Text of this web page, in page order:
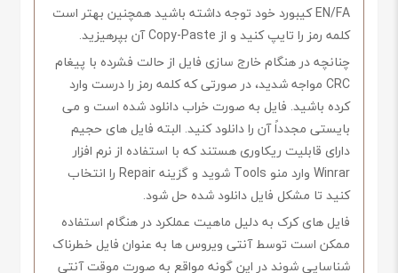
EN/FA کیبورد خود توجه داشته باشید همچنین بهتر است
کلمه رمز را تایپ کنید و از Copy-Paste آن بپرهیزید.
چنانچه در هنگام خارج سازی فایل از حالت فشرده با پیغام
CRC مواجه شدید، در صورتی که کلمه رمز را درست وارد
کرده باشید. فایل به صورت خراب دانلود شده است و می
بایستی مجدداً آن را دانلود کنید. البته فایل های حجیم
دارای قابلیت ریکاوری هستند که با استفاده از نرم افزار
Winrar وارد منو Tools شوید و گزینه Repair را انتخاب
کنید تا مشکل فایل دانلود شده حل شود.
فایل های کرک به دلیل ماهیت عملکرد در هنگام استفاده
ممکن است توسط آنتی ویروس ها به عنوان فایل خطرناک
شناسایی شوند در این گونه مواقع به صورت موقت آنتی